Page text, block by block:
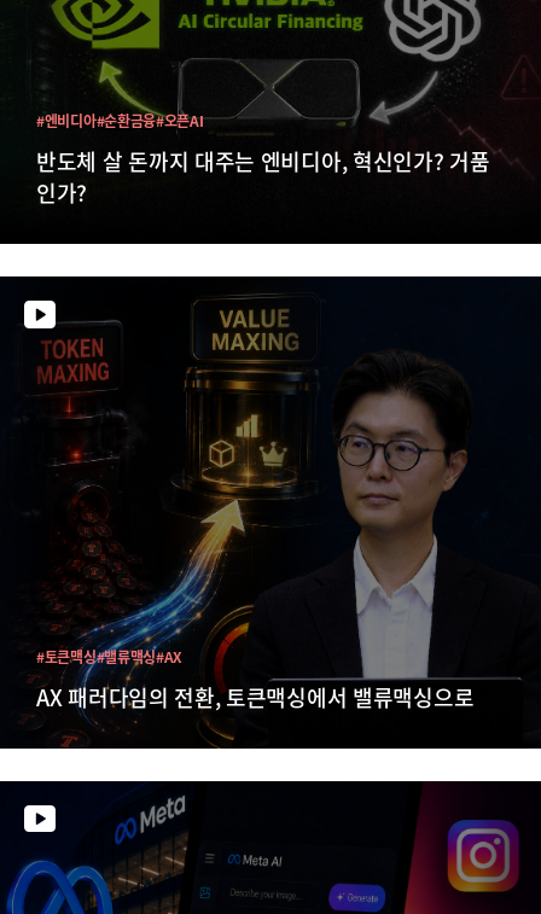
반도체 살 돈까지 대주는 엔비디아, 혁신인가? 거품
인가?
#엔비디아#순환금융#오픈AI
AX 패러다임의 전환, 토큰맥싱에서 밸류맥싱으로
#토큰맥싱#밸류맥싱#AX